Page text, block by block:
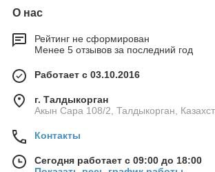
О нас
Рейтинг не сформирован
Менее 5 отзывов за последний год
Работает с 03.10.2016
г. Талдыкорган
Акын Сара 108/2, Талдыкорган,
Контакты
Сегодня работает с 09:00 до 18:00